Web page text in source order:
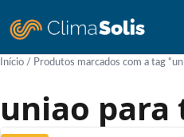
Início / Produtos marcados com a tag
uniao para